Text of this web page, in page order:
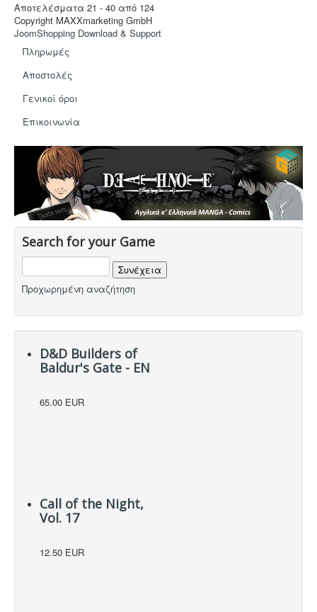
Αποτελέσματα 21 - 40 από 124
Copyright MAXXmarketing GmbH
JoomShopping Download & Support
Πληρωμές
Αποστολές
Γενικοί όροι
Eπικοινωνία
Search for your Game
Προχωρημένη αναζήτηση
D&D Builders of
Baldur's Gate - EN
65.00 EUR
Call of the Night,
Vol. 17
12.50 EUR